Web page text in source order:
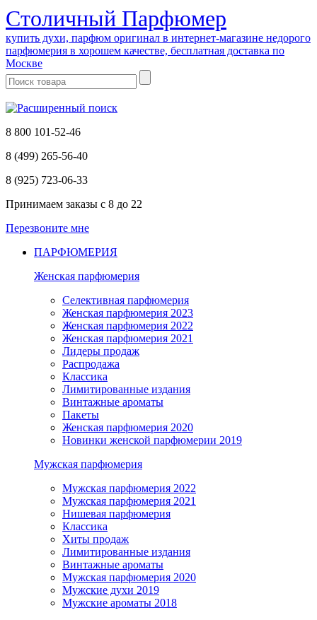
Cтоличный Парфюмер
купить духи, парфюм оригинал в интернет-магазине недорого
парфюмерия в хорошем качестве, бесплатная доставка по
Москве
8 800 101-52-46
8 (499) 265-56-40
8 (925) 723-06-33
Принимаем заказы с 8 до 22
Перезвоните мне
ПАРФЮМЕРИЯ
Женская парфюмерия
Селективная парфюмерия
Женская парфюмерия 2023
Женская парфюмерия 2022
Женская парфюмерия 2021
Лидеры продаж
Распродажа
Классика
Лимитированные издания
Винтажные ароматы
Пакеты
Женская парфюмерия 2020
Новинки женской парфюмерии 2019
Мужская парфюмерия
Мужская парфюмерия 2022
Мужская парфюмерия 2021
Нишевая парфюмерия
Классика
Хиты продаж
Лимитированные издания
Винтажные ароматы
Мужская парфюмерия 2020
Мужские духи 2019
Мужские ароматы 2018